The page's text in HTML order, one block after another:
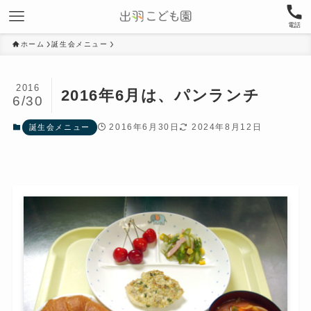
電話
ホーム 誕生会メニュー
2016年6月は、パンランチ
2016
6/30
誕生会メニュー 2016年6月30日 2024年8月12日